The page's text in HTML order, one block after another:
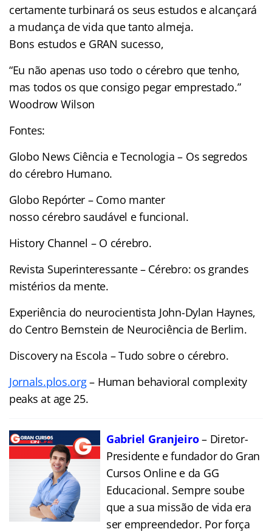
certamente turbinará os seus estudos e alcançará
a mudança de vida que tanto almeja.
Bons estudos e GRAN sucesso,
“Eu não apenas uso todo o cérebro que tenho,
mas todos os que consigo pegar emprestado.”
Woodrow Wilson
Fontes:
Globo News Ciência e Tecnologia – Os segredos
do cérebro Humano.
Globo Repórter – Como manter
nosso cérebro saudável e funcional.
History Channel – O cérebro.
Revista Superinteressante – Cérebro: os grandes
mistérios da mente.
Experiência do neurocientista John-Dylan Haynes,
do Centro Bernstein de Neurociência de Berlim.
Discovery na Escola – Tudo sobre o cérebro.
Jornals.plos.org– Human behavioral complexity
peaks at age 25.
Gabriel Granjeiro– Diretor-
Presidente e fundador do Gran
Cursos Online e da GG
Educacional. Sempre soube
que a sua missão de vida era
ser empreendedor. Por força